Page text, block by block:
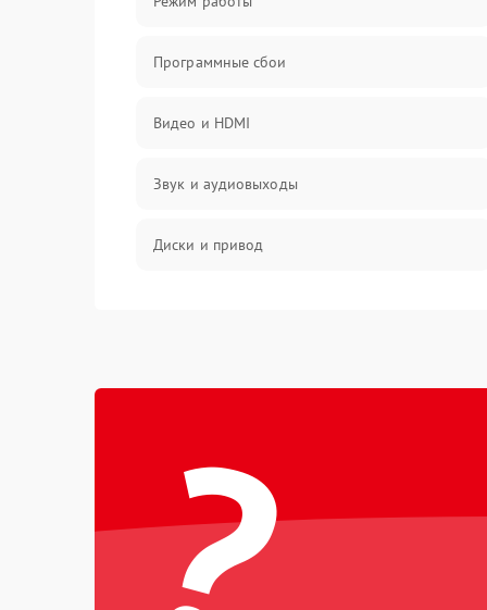
Программные сбои
Видео и HDMI
Звук и аудиовыходы
Диски и привод
Питание и электрика
Перегрев и охлаждение